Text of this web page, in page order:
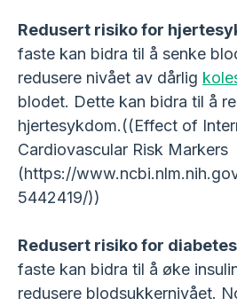
Redusert risiko for
faste kan bidra til å senke
redusere nivået av dårlig
blodet. Dette kan bidra til å
hjertesykdom.((Effect of
Cardiovascular Risk Markers
(https://
5442419/))
Redusert risiko for diabetes
faste kan bidra til å øke
redusere blodsukkernivået.